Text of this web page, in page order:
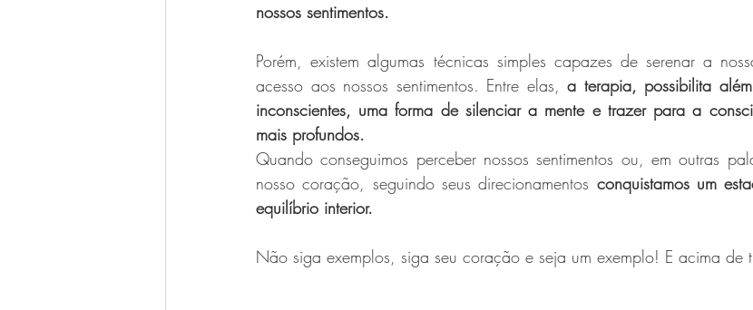
nossos sentimentos.
Porém, existem algumas técnicas simples capazes de serenar a
acesso aos nossos sentimentos. Entre elas, a terapia, possibilita
inconscientes, uma forma de silenciar a mente e trazer para a
mais profundos.
Quando conseguimos perceber nossos sentimentos ou, em outras
nosso coração, seguindo seus direcionamentos conquistamos um
equilíbrio interior.
Não siga exemplos, siga seu coração e seja um exemplo! E acima de